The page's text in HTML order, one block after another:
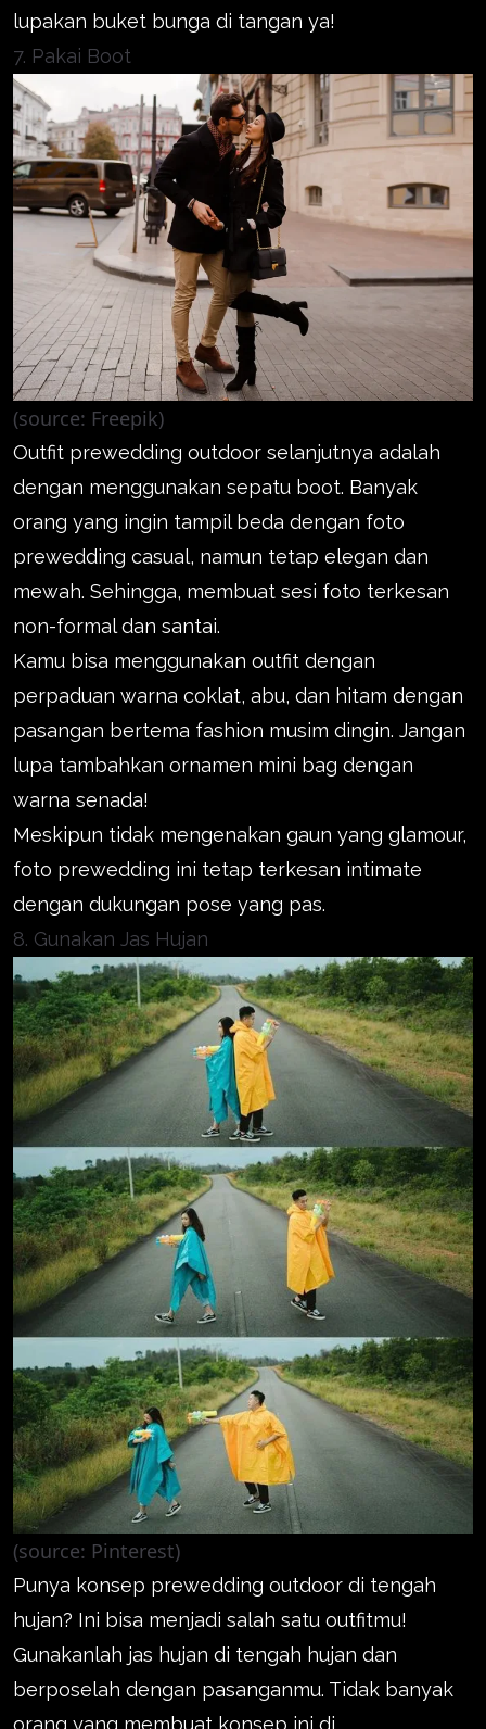
lupakan buket bunga di tangan ya!
7. Pakai Boot
(source: Freepik)
Outfit prewedding outdoor selanjutnya adalah
dengan menggunakan sepatu boot. Banyak
orang yang ingin tampil beda dengan foto
prewedding casual, namun tetap elegan dan
mewah. Sehingga, membuat sesi foto terkesan
non-formal dan santai.
Kamu bisa menggunakan outfit dengan
perpaduan warna coklat, abu, dan hitam dengan
pasangan bertema fashion musim dingin. Jangan
lupa tambahkan ornamen mini bag dengan
warna senada!
Meskipun tidak mengenakan gaun yang glamour,
foto prewedding ini tetap terkesan intimate
dengan dukungan pose yang pas.
8. Gunakan Jas Hujan
(source: Pinterest)
Punya konsep prewedding outdoor di tengah
hujan? Ini bisa menjadi salah satu outfitmu!
Gunakanlah jas hujan di tengah hujan dan
berposelah dengan pasanganmu. Tidak banyak
orang yang membuat konsep ini di